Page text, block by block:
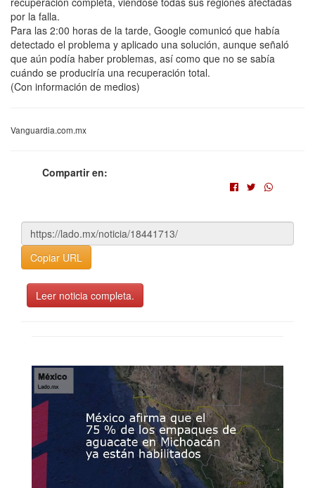
por la falla.
Para las 2:00 horas de la tarde, Google comunicó que había
detectado el problema y aplicado una solución, aunque señaló
que aún podía haber problemas, así como que no se sabía
cuándo se produciría una recuperación total.
(Con información de medios)
Vanguardia.com.mx
Compartir en:
Copiar URL
Leer noticia completa.